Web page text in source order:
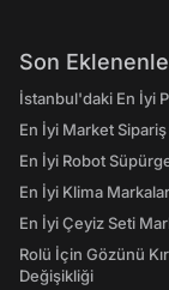
Son
İstanbul'daki En İyi
En İyi Market
En İyi Robot
En İyi Klima
En İyi Çeyiz Seti
Rolü İçin Gözünü
Değişikliği